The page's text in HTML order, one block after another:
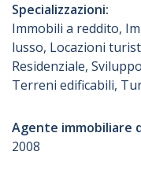
Specializzazioni:
Immobili a reddito,
lusso, Locazioni
Residenziale,
Terreni edificabili,
Agente immobiliare
2008
Logo agenzia
px)
Lingue parlate
Arabo
Cinese
Francese
Logo agenzia
px)
immobiliari